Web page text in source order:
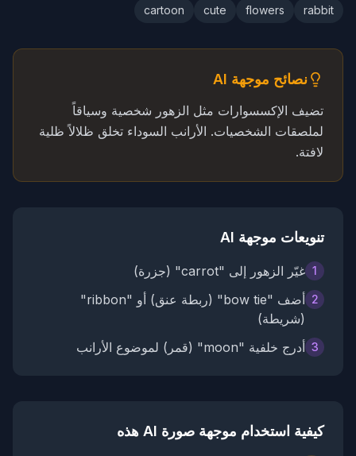
rabbit
flowers
cute
cartoon
نصائح موجهة AI
تضيف الإكسسوارات مثل الزهور شخصية وسياقاً
لملصقات الشخصيات. الأرانب السوداء تخلق ظلالاً ظلية
لافتة.
تنويعات موجهة AI
1 غيّر الزهور إلى "carrot" (جزرة)
2
أضف "bow tie" (ربطة عنق) أو "ribbon"
(شريطة)
3 أدرج خلفية "moon" (قمر) لموضوع الأرانب
كيفية استخدام موجهة صورة AI هذه